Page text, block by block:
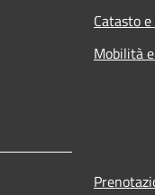
Catasto
Mobilità